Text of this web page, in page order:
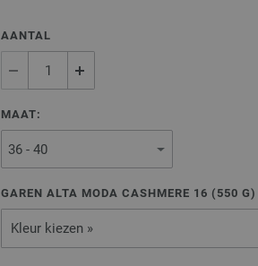
AANTAL
MAAT:
GAREN ALTA MODA CASHMERE 16 ( 550 G)
Kleur kiezen »